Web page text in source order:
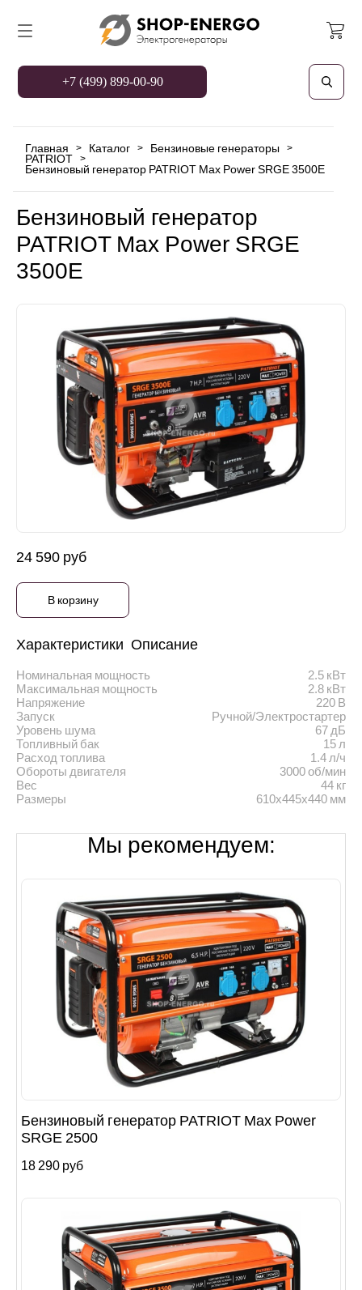
+7 (499) 899-00-90
Главная > Каталог > Бензиновые генераторы >
PATRIOT >
Бензиновый генератор PATRIOT Max Power SRGE 3500E
Бензиновый генератор
PATRIOT Max Power SRGE
3500E
24 590 руб
В корзину
Характеристики Описание
Номинальная мощность
2.5 кВт
Максимальная мощность
2.8 кВт
Напряжение
220 В
Запуск
Ручной/Электростартер
Уровень шума
67 дБ
Топливный бак
15 л
Расход топлива
1.4 л/ч
Обороты двигателя
3000 об/мин
Вес
44 кг
Размеры
610х445х440 мм
Мы рекомендуем:
Бензиновый генератор PATRIOT Max Power
SRGE 2500
18 290 руб